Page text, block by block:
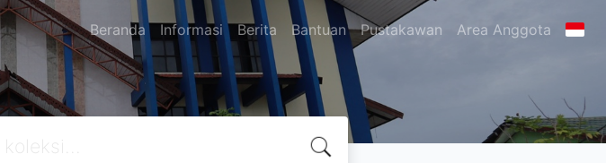
Beranda Informasi Berita Bantuan Pustakawan Area Anggota